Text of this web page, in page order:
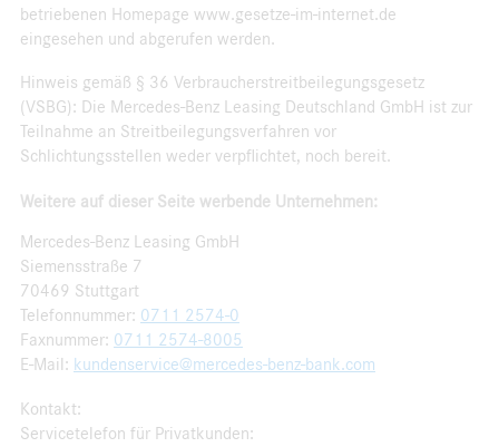
betriebenen Homepage www.gesetze-im-internet.de
eingesehen und abgerufen werden.
Hinweis gemäß § 36 Verbraucherstreitbeilegungsgesetz
(VSBG): Die Mercedes-Benz Leasing Deutschland GmbH ist zur
Teilnahme an Streitbeilegungsverfahren vor
Schlichtungsstellen weder verpflichtet, noch bereit.
Weitere auf dieser Seite werbende Unternehmen:
Mercedes-Benz Leasing GmbH
Siemensstraße 7
70469 Stuttgart
Telefonnummer: 0711 2574-0
Faxnummer: 0711 2574-8005
E-Mail: kundenservice@mercedes-benz-bank.com
Kontakt:
Servicetelefon für Privatkunden: